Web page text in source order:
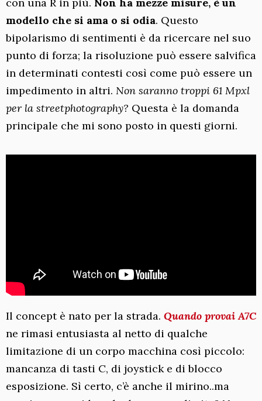
con una R in più. Non ha mezze misure, è un
modello che si ama o si odia. Questo
bipolarismo di sentimenti è da ricercare nel suo
punto di forza; la risoluzione può essere salvifica
in determinati contesti così come può essere un
impedimento in altri. Non saranno troppi 61 Mpxl
per la streetphotography? Questa è la domanda
principale che mi sono posto in questi giorni.
Il concept è nato per la strada. Quando provai A7C
ne rimasi entusiasta al netto di qualche
limitazione di un corpo macchina così piccolo:
mancanza di tasti C, di joystick e di blocco
esposizione. Sì certo, c’è anche il mirino..ma